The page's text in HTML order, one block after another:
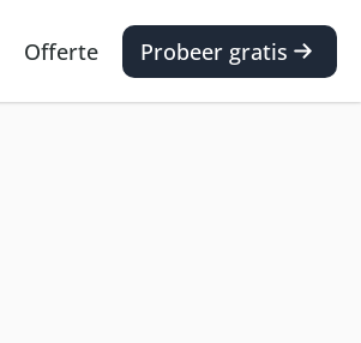
Offerte Probeer gratis